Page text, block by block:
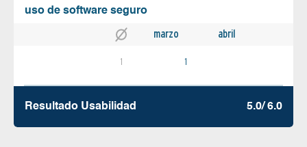
uso de software seguro
marzo abril
1 1
Resultado Usabilidad 5.0/ 6.0